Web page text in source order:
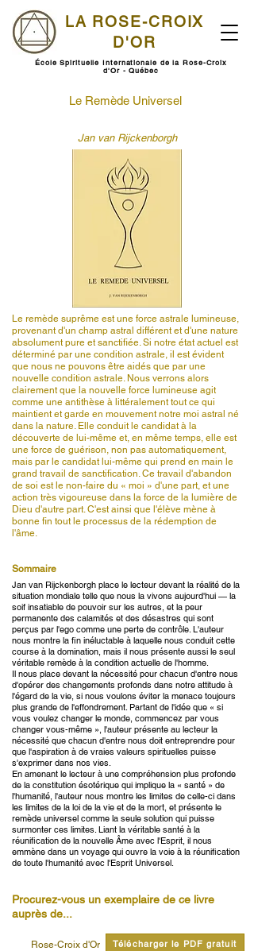
LA ROSE-CROIX
D'OR
École Spirituelle Internationale de la Rose-Croix
d'Or - Québec
Le Remède Universel
Jan van Rijckenborgh
Le remède suprême est une force astrale lumineuse,
provenant d'un champ astral différent et d'une nature
absolument pure et sanctifiée. Si notre état actuel est
déterminé par une condition astrale, il est évident
que nous ne pouvons être aidés que par une
nouvelle condition astrale. Nous verrons alors
clairement que la nouvelle force lumineuse agit
comme une antithèse à littéralement tout ce qui
maintient et garde en mouvement notre moi astral né
dans la nature. Elle conduit le candidat à la
découverte de lui-même et, en même temps, elle est
une force de guérison, non pas automatiquement,
mais par le candidat lui-même qui prend en main le
grand travail de sanctification. Ce travail d'abandon
de soi est le non-faire du « moi » d'une part, et une
action très vigoureuse dans la force de la lumière de
Dieu d'autre part. C'est ainsi que l'élève mène à
bonne fin tout le processus de la rédemption de
l'âme.
Sommaire
Jan van Rijckenborgh place le lecteur devant la réalité de la
situation mondiale telle que nous la vivons aujourd'hui — la
soif insatiable de pouvoir sur les autres, et la peur
permanente des calamités et des désastres qui sont
perçus par l'ego comme une perte de contrôle. L'auteur
nous montre la fin inéluctable à laquelle nous conduit cette
course à la domination, mais il nous présente aussi le seul
véritable remède à la condition actuelle de l'homme.
Il nous place devant la nécessité pour chacun d'entre nous
d'opérer des changements profonds dans notre attitude à
l'égard de la vie, si nous voulons éviter la menace toujours
plus grande de l'effondrement. Partant de l'idée que « si
vous voulez changer le monde, commencez par vous
changer vous-même », l'auteur présente au lecteur la
nécessité que chacun d'entre nous doit entreprendre pour
que l'aspiration à de vraies valeurs spirituelles puisse
s'exprimer dans nos vies.
En amenant le lecteur à une compréhension plus profonde
de la constitution ésotérique qui implique la « santé » de
l'humanité, l'auteur nous montre les limites de celle-ci dans
les limites de la loi de la vie et de la mort, et présente le
remède universel comme la seule solution qui puisse
surmonter ces limites. Liant la véritable santé à la
réunification de la nouvelle Âme avec l'Esprit, il nous
emmène dans un voyage qui ouvre la voie à la réunification
de toute l'humanité avec l'Esprit Universel.
Procurez-vous un exemplaire de ce livre
auprès de...
Rose-Croix d'Or Télécharger le PDF gratuit